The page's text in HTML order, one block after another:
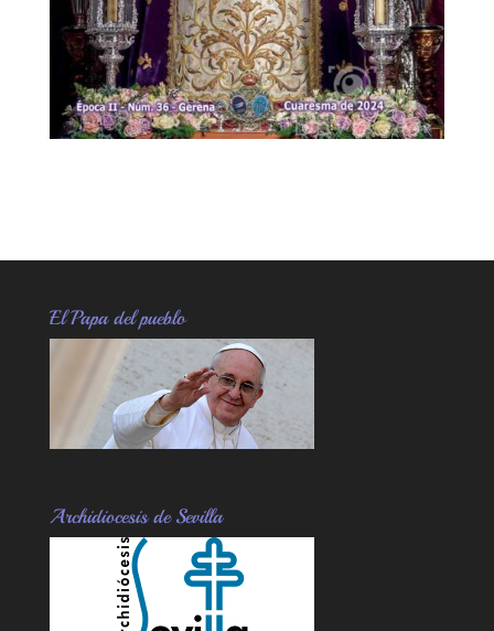
El Papa del pueblo
Archidiocesis de Sevilla